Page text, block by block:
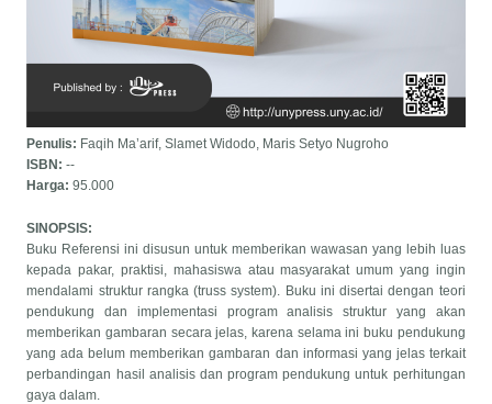
Penulis: Faqih Ma’arif, Slamet Widodo, Maris Setyo Nugroho
ISBN:--
Harga:95.000
SINOPSIS:
Buku Referensi ini disusun untuk memberikan wawasan yang lebih luas
kepada pakar, praktisi, mahasiswa atau masyarakat umum yang ingin
mendalami struktur rangka (truss system). Buku ini disertai dengan teori
pendukung dan implementasi program analisis struktur yang akan
memberikan gambaran secara jelas, karena selama ini buku pendukung
yang ada belum memberikan gambaran dan informasi yang jelas terkait
perbandingan hasil analisis dan program pendukung untuk perhitungan
gaya dalam.